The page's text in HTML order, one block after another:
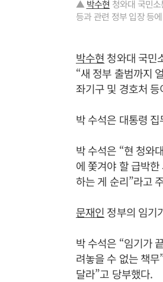
▲ 박수현 청와대 국민
등과 관련 정부 입장 등
박수현 청와대 국민
“새 정부 출범까지
좌기구 및 경호처
박 수석은 대통령
박 수석은 “현 청와
에 쫓겨야 할 급박
하는 게 순리”라고
문재인 정부의 임기
박 수석은 “임기가
려놓을 수 없는 책
달라”고 당부했다.